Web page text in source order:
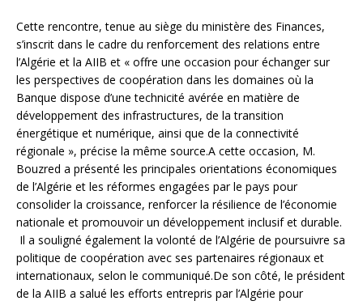
Cette rencontre, tenue au siège du ministère des Finances,
s’inscrit dans le cadre du renforcement des relations entre
l’Algérie et la AIIB et « offre une occasion pour échanger sur
les perspectives de coopération dans les domaines où la
Banque dispose d’une technicité avérée en matière de
développement des infrastructures, de la transition
énergétique et numérique, ainsi que de la connectivité
régionale », précise la même source.A cette occasion, M.
Bouzred a présenté les principales orientations économiques
de l’Algérie et les réformes engagées par le pays pour
consolider la croissance, renforcer la résilience de l’économie
nationale et promouvoir un développement inclusif et durable.
Il a souligné également la volonté de l’Algérie de poursuivre sa
politique de coopération avec ses partenaires régionaux et
internationaux, selon le communiqué.De son côté, le président
de la AIIB a salué les efforts entrepris par l’Algérie pour